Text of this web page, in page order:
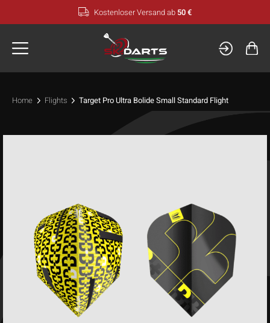
Inhalt
Kostenloser Versand ab 50 €
Home Flights Target Pro Ultra Bolide Small Standard Flight